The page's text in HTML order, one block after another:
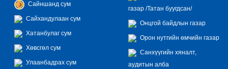
Сайншанд сум
Сайхандулаан сум
Хатанбулаг сум
Хөвсгөл сум
Улаанбадрах сум
газар /Татан буугдсан/
Онцгой байдлын газар
Орон нутгийн өмчийн газар
Санхүүгийн хяналт,
аудитын алба